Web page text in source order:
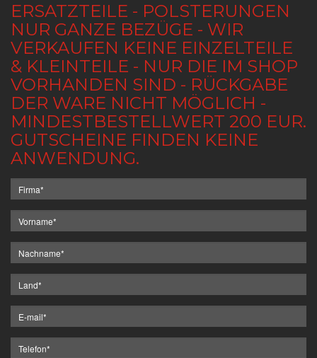
ERSATZTEILE - POLSTERUNGEN
NUR GANZE BEZÜGE - WIR
VERKAUFEN KEINE EINZELTEILE
& KLEINTEILE - NUR DIE IM SHOP
VORHANDEN SIND - RÜCKGABE
DER WARE NICHT MÖGLICH -
MINDESTBESTELLWERT 200 EUR.
GUTSCHEINE FINDEN KEINE
ANWENDUNG.